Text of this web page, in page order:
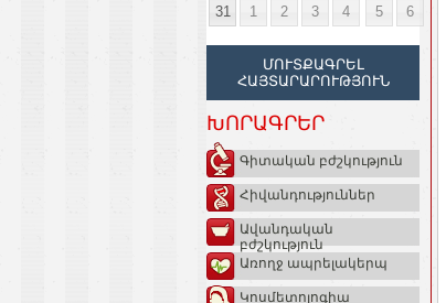
31
1 2 3 4 5 6
ՄՈՒՏՔԱԳՐԵԼ
ՀԱՅՏԱՐԱՐՈՒԹՅՈՒՆ
ԽՈՐԱԳՐԵՐ
Գիտական բժշկություն
Հիվանդություններ
Ավանդական
բժշկություն
Առողջ ապրելակերպ
Կոսմետոլոգիա